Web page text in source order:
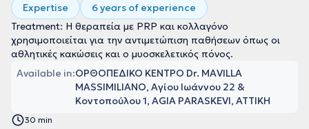
Expertise
6 years of experience
Treatment: Η θεραπεία με PRP και κολλαγόνο
χρησιμοποιείται για την αντιμετώπιση παθήσεων όπως οι
αθλητικές κακώσεις και ο μυοσκελετικός πόνος.
Available in:ΟΡΘΟΠΕΔΙΚΟ ΚΕΝΤΡΟ Dr. MAVILLA
MASSIMILIANO, Αγίου Ιωάννου 22 &
Κοντοπούλου 1, AGIA PARASKEVI, ΑΤΤΙΚΗ
30 min